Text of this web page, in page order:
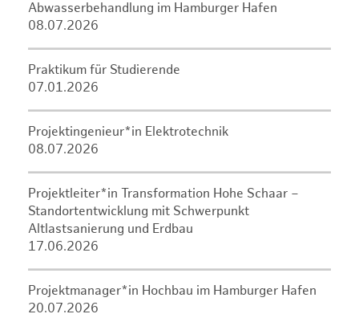
Abwasserbehandlung im Hamburger Hafen
08.07.2026
Praktikum für Studierende
07.01.2026
Projektingenieur*in Elektrotechnik
08.07.2026
Projektleiter*in Transformation Hohe Schaar –
Standortentwicklung mit Schwerpunkt
Altlastsanierung und Erdbau
17.06.2026
Projektmanager*in Hochbau im Hamburger Hafen
20.07.2026